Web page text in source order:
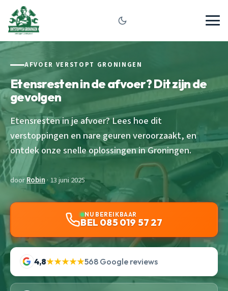
AFVOER VERSTOPT GRONINGEN
Etensresten in de afvoer? Dit zijn de
gevolgen
Etensresten in je afvoer? Lees hoe dit
verstoppingen en nare geuren veroorzaakt, en
ontdek onze snelle oplossingen in Groningen.
doorRobin· 13 juni 2025
NU BEREIKBAAR
BEL 085 019 57 27
4,8★★★★★568 Google reviews